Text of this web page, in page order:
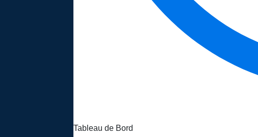
Tableau de Bord